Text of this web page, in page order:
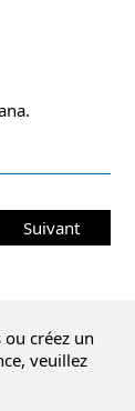
Suivant
créez un
veuillez